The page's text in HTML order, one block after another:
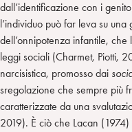
dall’identificazione con i
l’individuo può far leva su
dell’onnipotenza infantile,
leggi sociali (Charmet, Piotti,
narcisistica, promosso dai
sregolazione che sempre più
caratterizzate da una
2019). È ciò che Lacan